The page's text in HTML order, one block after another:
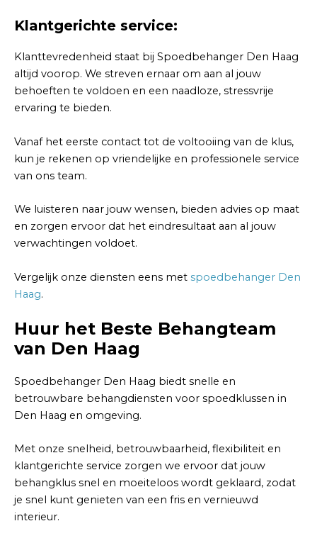
Klantgerichte service:
Klanttevredenheid staat bij Spoedbehanger Den Haag
altijd voorop. We streven ernaar om aan al jouw
behoeften te voldoen en een naadloze, stressvrije
ervaring te bieden.
Vanaf het eerste contact tot de voltooiing van de klus,
kun je rekenen op vriendelijke en professionele service
van ons team.
We luisteren naar jouw wensen, bieden advies op maat
en zorgen ervoor dat het eindresultaat aan al jouw
verwachtingen voldoet.
Vergelijk onze diensten eens met spoedbehanger Den
Haag.
Huur het Beste Behangteam
van Den Haag
Spoedbehanger Den Haag biedt snelle en
betrouwbare behangdiensten voor spoedklussen in
Den Haag en omgeving.
Met onze snelheid, betrouwbaarheid, flexibiliteit en
klantgerichte service zorgen we ervoor dat jouw
behangklus snel en moeiteloos wordt geklaard, zodat
je snel kunt genieten van een fris en vernieuwd
interieur.